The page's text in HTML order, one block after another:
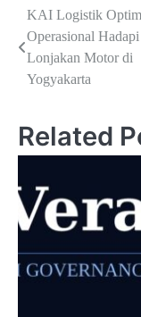
Navigasi
pos
KAI Logistik
Operasional Hadapi
Lonjakan Motor di
Yogyakarta
Related